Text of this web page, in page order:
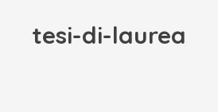
tesi-di-laurea